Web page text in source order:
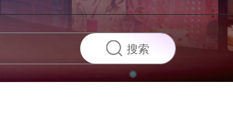
搜索